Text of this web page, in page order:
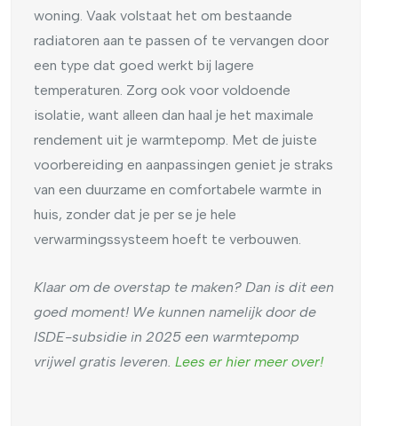
woning. Vaak volstaat het om bestaande
radiatoren aan te passen of te vervangen door
een type dat goed werkt bij lagere
temperaturen. Zorg ook voor voldoende
isolatie, want alleen dan haal je het maximale
rendement uit je warmtepomp. Met de juiste
voorbereiding en aanpassingen geniet je straks
van een duurzame en comfortabele warmte in
huis, zonder dat je per se je hele
verwarmingssysteem hoeft te verbouwen.
Klaar om de overstap te maken? Dan is dit een
goed moment! We kunnen namelijk door de
ISDE-subsidie in 2025 een warmtepomp
vrijwel gratis leveren. Lees er hier meer over!